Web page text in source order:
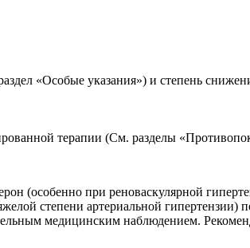
«Особые указания») и степень
терапии (См. разделы
(особенно при реноваскулярной
степени артериальной
медицинским наблюдением.